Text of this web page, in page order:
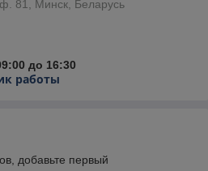
81, Минск, Беларусь
до 16:30
работы
добавьте первый